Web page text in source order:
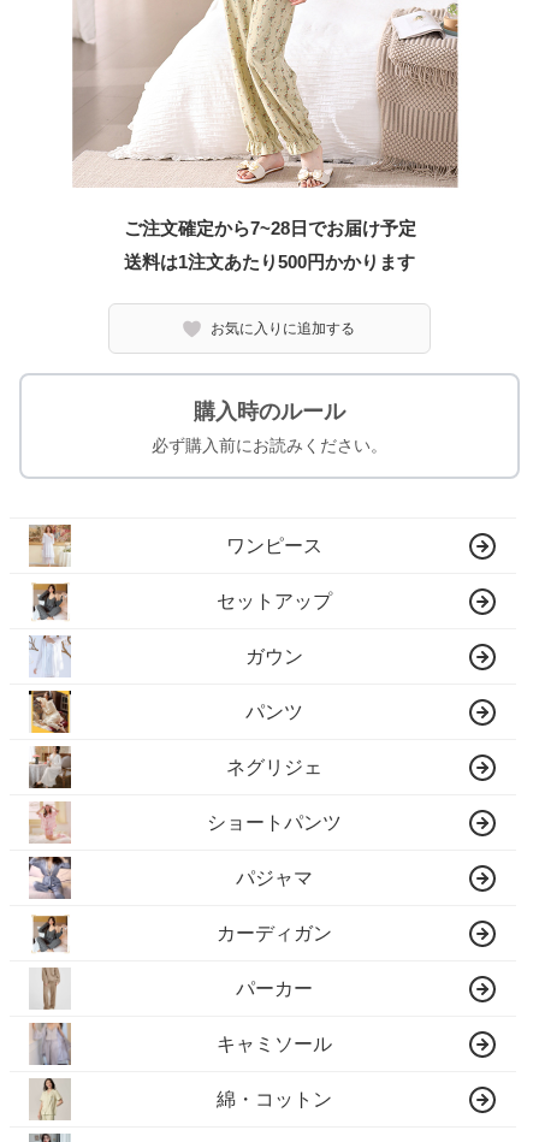
ご注文確定から7~28日でお届け予定
送料は1注文あたり500円かかります
お気に入りに追加する
購入時のルール
必ず購入前にお読みください。
ワンピース
セットアップ
ガウン
パンツ
ネグリジェ
ショートパンツ
パジャマ
カーディガン
パーカー
キャミソール
綿・コットン